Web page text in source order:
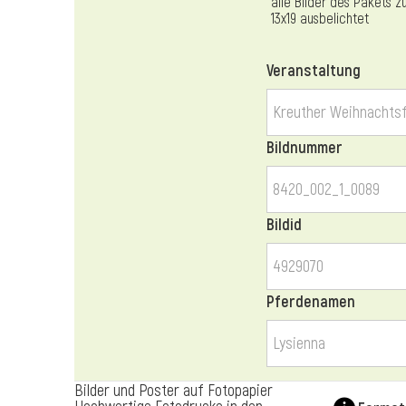
13x19 ausbelichtet
Veranstaltung
Bildnummer
Bildid
Pferdenamen
Bilder und Poster auf Fotopapier